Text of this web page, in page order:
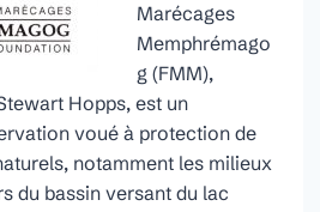
Marécages
Memphrémago
g (FMM),
Hopps, est un
voué à protection de
notamment les milieux
du bassin versant du lac